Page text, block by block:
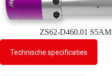
ZS62-D460.01 S5AM
Technische specificaties